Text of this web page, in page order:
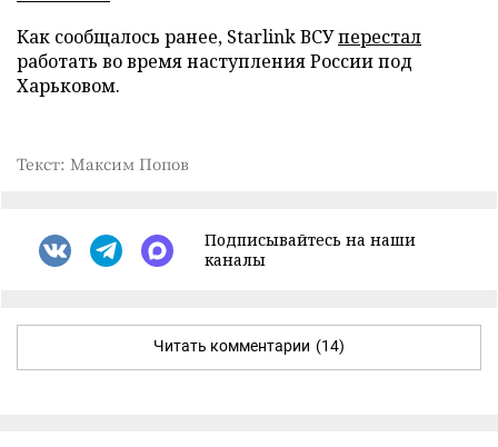
Как сообщалось ранее, Starlink ВСУперестал
работать во время наступления России под
Харьковом.
Текст: Максим Попов
Подписывайтесь на наши
каналы
Читать комментарии (14)